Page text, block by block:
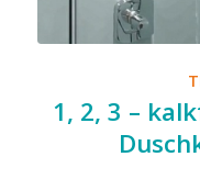
1, 2, 3 –